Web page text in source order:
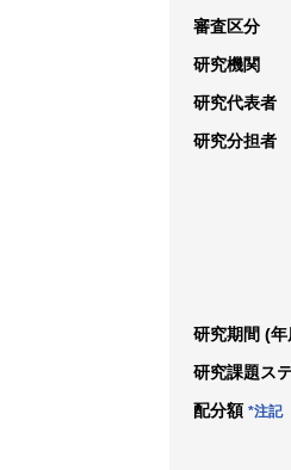
審査区分
研究機関
研究代表者
研究分担者
研究期間 (年
研究課題ス
配分額 *注記